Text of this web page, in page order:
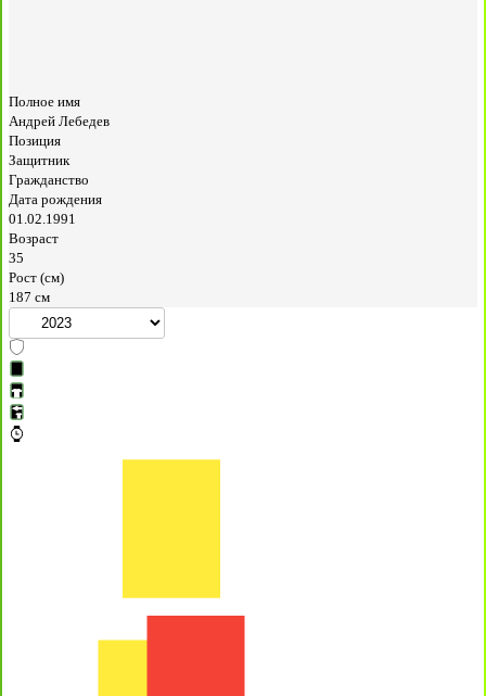
Полное имя
Андрей Лебедев
Позиция
Защитник
Гражданство
Дата рождения
01.02.1991
Возраст
35
Рост (см)
187 см